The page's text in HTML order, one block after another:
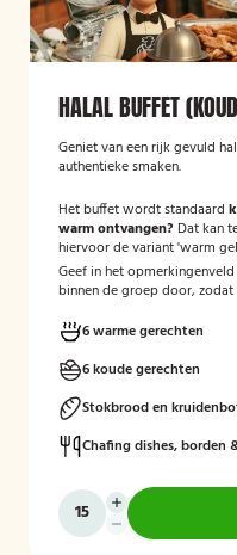
HALAL BUFFET
Geniet van een rijk gevuld
authentieke smaken.
Het buffet wordt standaard
warm ontvangen? Dat kan
hiervoor de variant 'warm
Geef in het
binnen de groep door,
6 warme gerechten
6 koude gerechten
Stokbrood en
Chafing dishes, borden